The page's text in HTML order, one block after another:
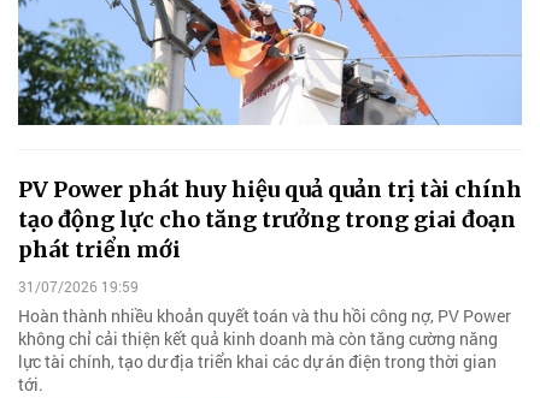
PV Power phát huy hiệu quả quản trị tài chính
tạo động lực cho tăng trưởng trong giai đoạn
phát triển mới
31/07/2026 19:59
Hoàn thành nhiều khoản quyết toán và thu hồi công nợ, PV Power
không chỉ cải thiện kết quả kinh doanh mà còn tăng cường năng
lực tài chính, tạo dư địa triển khai các dự án điện trong thời gian
tới.